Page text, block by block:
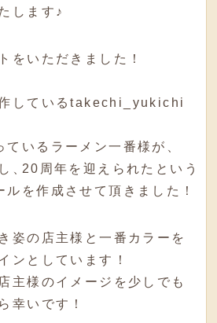
します♪
をいただきました！
しているtakechi_yukichi
ているラーメン一番様が
、20周年を迎えられたという
ルを作成させて頂きました！
姿の店主様と一番カラーを
ンとしています！
主様のイメージを少しでも
幸いです！